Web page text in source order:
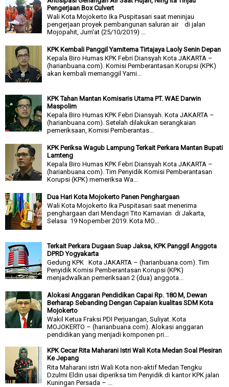
Pengerjaan Box Culvert
Wali Kota Mojokerto Ika Puspitasari saat meninjau
pengerjaan proyek pembangunan saluran air di jalan
Mojopahit, Jum'at (25/10/2019) ...
KPK Kembali Panggil Yamitema Tirtajaya Laoly Senin Depan
Kepala Biro Humas KPK Febri Diansyah Kota JAKARTA –
(harianbuana.com). Komisi Pemberantasan Korupsi (KPK)
akan kembali memanggil Yami...
KPK Tahan Mantan Komisaris Utama PT. WAE Darwin
Maspolim
Kepala Biro Humas KPK Febri Diansyah. Kota JAKARTA –
(harianbuana.com). Setelah dilakukan serangkaian
pemeriksaan, Komisi Pemberantas...
KPK Periksa Wagub Lampung Terkait Perkara Mantan Bupati
Lamteng
Kepala Biro Humas KPK Febri Diansyah Kota JAKARTA –
(harianbuana.com). Tim Penyidik Komisi Pemberantasan
Korupsi (KPK) memeriksa Wa...
Dua Hari Kota Mojokerto Panen Penghargaan
Wali Kota Mojokerto Ika Puspitasari saat menerima
penghargaan dari Mendagri Tito Karnavian di Jakarta,
Selasa 19 Nopember 2019. Kota MO...
Terkait Perkara Dugaan Suap Jaksa, KPK Panggil Anggota
DPRD Yogyakarta
Gedung KPK Kota JAKARTA – (harianbuana.com). Tim
Penyidik Komisi Pemberantasan Korupsi (KPK)
menjadwalkan pemeriksaan 2 (dua) anggota...
Alokasi Anggaran Pendidikan Capai Rp. 180 M, Dewan
Berharap Sebanding Dengan Capaian kualitas SDM Kota
Mojokerto
Wakil Ketua Fraksi PDI Perjuangan, Suliyat. Kota
MOJOKERTO – (harianbuana.com). Alokasi anggaran
pendidikan yang menjadi komponen pri...
KPK Cecar Rita Maharani Istri Wali Kota Medan Soal Plesiran
Ke Jepang
Rita Maharani istri Wali Kota non-aktif Medan Tengku
Dzulmi Eldin usai diperiksa tim Penyidik di kantor KPK jalan
Kuningan Persada – ...